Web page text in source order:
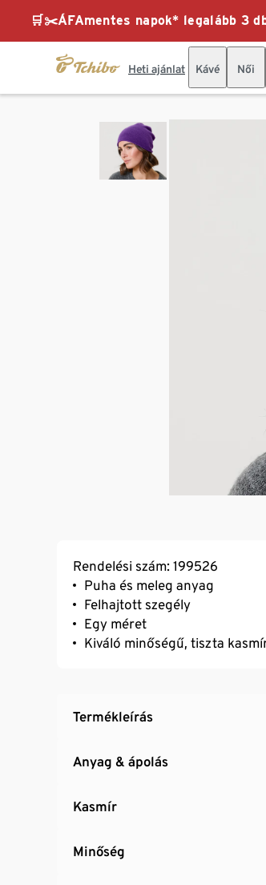
🛒✂️ÁFAmentes napok* legalább 3
Heti ajánlat Kávé Női
Rendelési szám: 199526
Puha és meleg anyag
Felhajtott szegély
Egy méret
Kiváló minőségű, tiszta
Termékleírás
Anyag & ápolás
Kasmír
Minőség